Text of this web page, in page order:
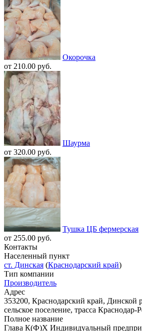
Окорочка
от 210.00 руб.
Шаурма
от 320.00 руб.
Тушка ЦБ фермерская
от 255.00 руб.
Контакты
Населенный пункт
ст. Динская (Краснодарский край)
Тип компании
Производитель
Адрес
353200, Краснодарский край, Динской
сельское поселение, трасса
Полное название
Глава К(Ф)Х Индивидуальный